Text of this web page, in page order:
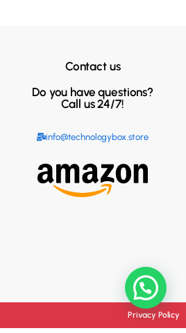
Contact us
Do you have questions?
Call us 24/7!
info@technologybox.store
Privacy Policy